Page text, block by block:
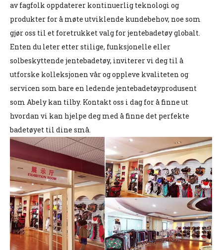
av fagfolk oppdaterer kontinuerlig teknologi og
produkter for å møte utviklende kundebehov, noe som
gjør oss til et foretrukket valg for jentebadetøy globalt.
Enten du leter etter stilige, funksjonelle eller
solbeskyttende jentebadetøy, inviterer vi deg til å
utforske kolleksjonen vår og oppleve kvaliteten og
servicen som bare en ledende jentebadetøyprodusent
som Abely kan tilby. Kontakt oss i dag for å finne ut
hvordan vi kan hjelpe deg med å finne det perfekte
badetøyet til dine små.